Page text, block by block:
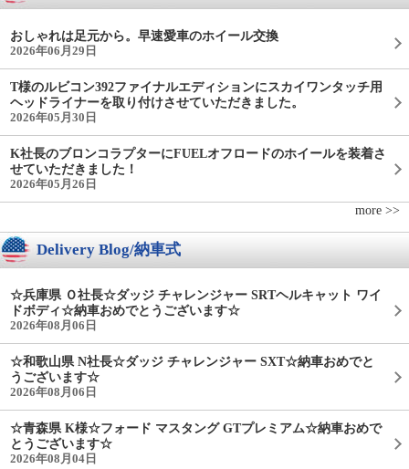
おしゃれは足元から。早速愛車のホイール交換
2026年06月29日
T様のルビコン392ファイナルエディションにスカイワンタッチ用
ヘッドライナーを取り付けさせていただきました。
2026年05月30日
K社長のブロンコラプターにFUELオフロードのホイールを装着さ
せていただきました！
2026年05月26日
more >>
Delivery Blog/納車式
☆兵庫県 Ｏ社長☆ダッジ チャレンジャー SRTヘルキャット ワイ
ドボディ☆納車おめでとうございます☆
2026年08月06日
☆和歌山県 N社長☆ダッジ チャレンジャー SXT☆納車おめでと
うございます☆
2026年08月06日
☆青森県 K様☆フォード マスタング GTプレミアム☆納車おめで
とうございます☆
2026年08月04日